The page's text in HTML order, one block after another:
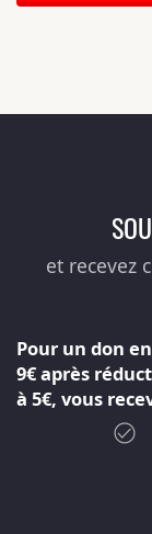
et recevez
Pour un don
9€ après
à 5€, vous